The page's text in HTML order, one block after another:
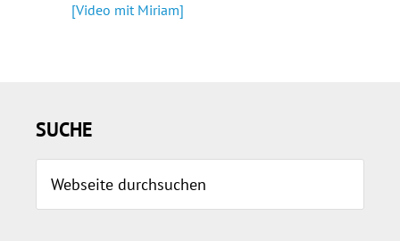
[Video mit Miriam]
SUCHE
durchsuchen